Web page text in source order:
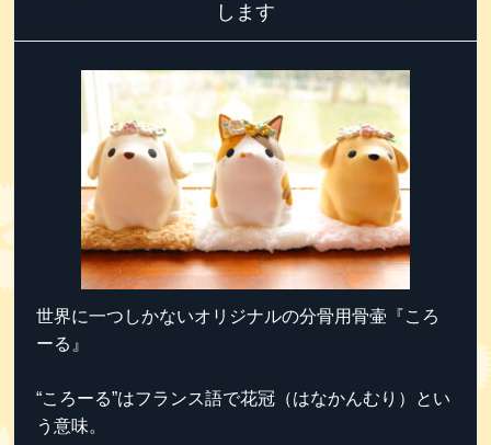
します
世界に一つしかないオリジナルの分骨用骨壷『ころ
ーる』
“ころーる”はフランス語で花冠（はなかんむり）とい
う意味。